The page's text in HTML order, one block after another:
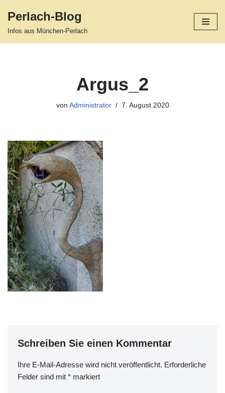
Zum
Perlach-Blog
Infos aus München-Perlach
Argus_2
von Administrator 7. August 2020
Schreiben Sie einen Kommentar
Ihre E-Mail-Adresse wird nicht veröffentlicht. Erforderliche
Felder sind mit * markiert